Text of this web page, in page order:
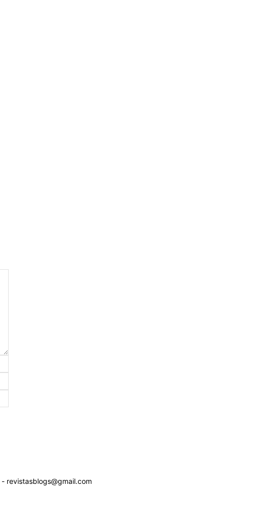
- revistasblogs@gmail.com